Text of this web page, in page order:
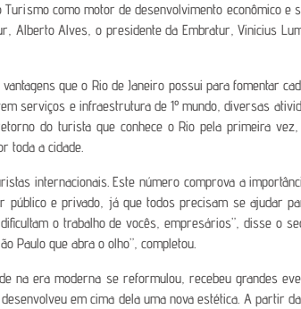
como motor de desenvolvimento econômico e
Alberto Alves, o presidente da Embratur, Vinicius
que o Rio de Janeiro possui para fomentar
serviços e infraestrutura de 1º mundo, diversas
do turista que conhece o Rio pela primeira
toda a cidade.
internacionais. Este número comprova a
e privado, já que todos precisam se ajudar
o trabalho de vocês, empresários”, disse o
Paulo que abra o olho”, completou.
na era moderna se reformulou, recebeu grandes
em cima dela uma nova estética. A partir